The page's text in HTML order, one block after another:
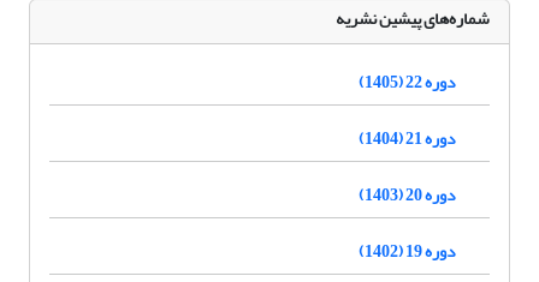
شماره‌های پیشین نشریه
دوره 22 (1405)
دوره 21 (1404)
دوره 20 (1403)
دوره 19 (1402)